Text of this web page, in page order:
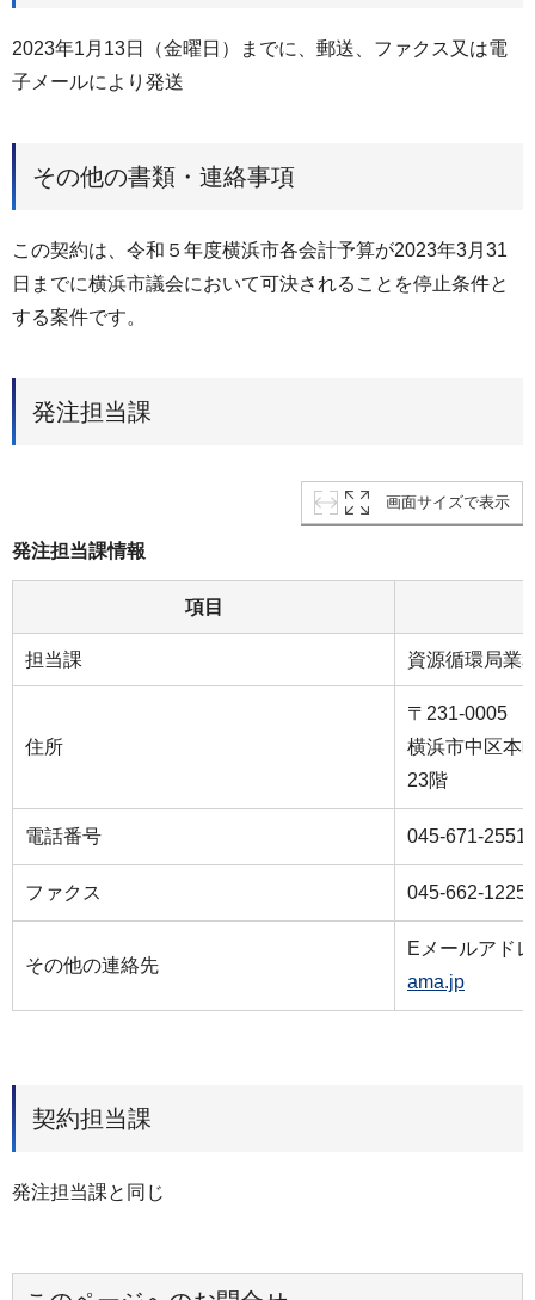
2023年1月13日（金曜日）までに、郵送、ファクス又は電
子メールにより発送
その他の書類・連絡事項
この契約は、令和５年度横浜市各会計予算が2023年3月31
日までに横浜市議会において可決されることを停止条件と
する案件です。
発注担当課
画面サイズで表示
発注担当課情報
項目
担当課 資源循環局業
住所
〒231-0005
横浜市中区本
23階
電話番号 045-671-2551
ファクス 045-662-1225
その他の連絡先
Eメールアド
ama.jp
契約担当課
発注担当課と同じ